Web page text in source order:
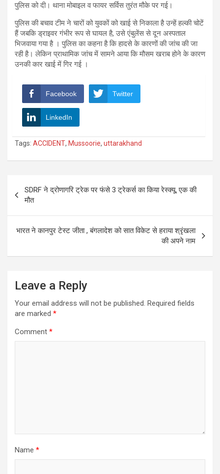
पुलिस को दी। थाना मोबाइल व फायर सर्विस तुरंत मौके पर गई।
पुलिस की बचाव टीम ने चारों को युवकों को खाई से निकाला है उन्हें हल्की चोटें
हैं जबकि ड्राइवर गंभीर रूप से घायल है, उसे एंबुलेंस से दून अस्पताल
भिजवाया गया है । पुलिस का कहना है कि हादसे के कारणों की जांच की जा
रही है। लेकिन प्राथामिक जांच में सामने आया कि मौसम खराब होने के कारण
उनकी कार खाई में गिर गई ।
Facebook Twitter
LinkedIn
Tags: ACCIDENT, Mussoorie, uttarakhand
navigation
SDRF ने द्रोणागरि ट्रेक पर फंसे 3 ट्रेकर्स का किया रेस्क्यू, एक की
मौत
भारत ने कानपुर टेस्ट जीता , बंगलादेश को सात विकेट से हराया श्रृंखला
की अपने नाम
Leave a Reply
Your email address will not be published. Required fields
are marked *
Comment *
Name *